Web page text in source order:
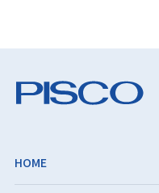
HOME